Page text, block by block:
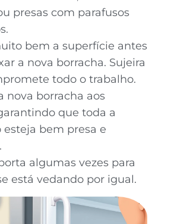
presas com parafusos
bem a superfície antes
a nova borracha. Sujeira
todo o trabalho.
nova borracha aos
que toda a
esteja bem presa e
algumas vezes para
está vedando por igual.